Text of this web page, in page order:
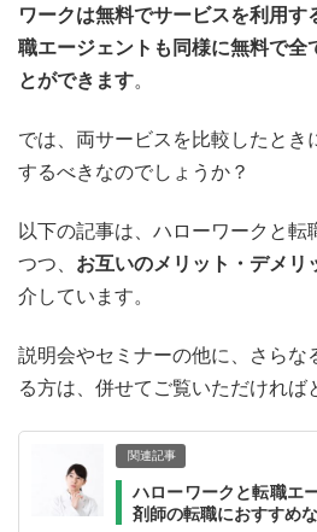
ワークは無料でサービスを利用す
職エージェントも同様に無料で全
とができます。
では、両サービスを比較したとき
するべきなのでしょうか？
以下の記事は、ハローワークと転
つつ、 お互いのメリット・デメリ
介しています。
説明会やセミナーの他に、さらな
る方は、併せてご覧いただければ
関連記事
ハローワークと転職エ
剤師の転職におすすめ